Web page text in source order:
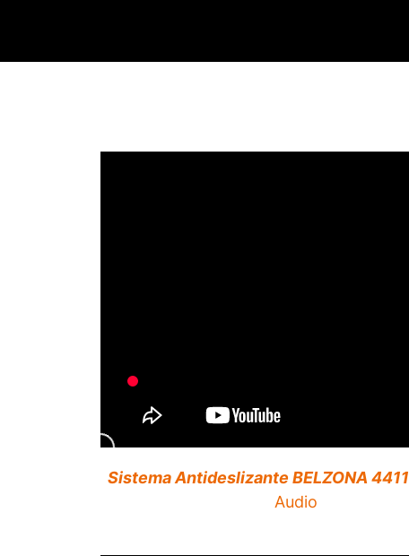
Sistema Antideslizante BELZONA 4411
Audio